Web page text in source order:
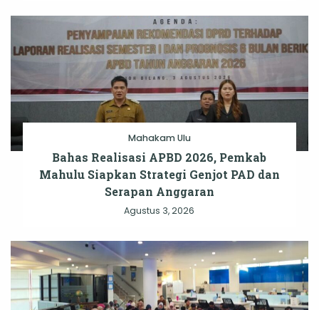
Mahakam Ulu
Bahas Realisasi APBD 2026, Pemkab
Mahulu Siapkan Strategi Genjot PAD dan
Serapan Anggaran
Agustus 3, 2026